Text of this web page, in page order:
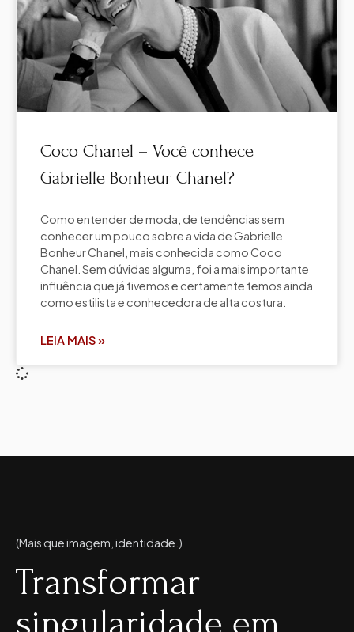
Coco Chanel – Você conhece
Gabrielle Bonheur Chanel?
Como entender de moda, de tendências sem
conhecer um pouco sobre a vida de Gabrielle
Bonheur Chanel, mais conhecida como Coco
Chanel. Sem dúvidas alguma, foi a mais importante
influência que já tivemos e certamente temos ainda
como estilista e conhecedora de alta costura.
LEIA MAIS »
(Mais que imagem, identidade.)
Transformar